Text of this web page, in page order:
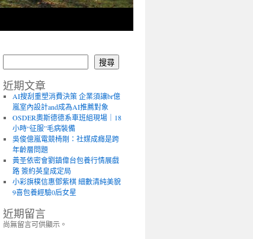
搜尋
近期文章
AI搜刮重塑消費決策 企業須讓br億
嵐室內設計and成為AI推薦對象
OSDER奧斯德德系車班組現場｜18
小時“征服”毛病裝備
吳俊億嵐電競椅剛：社媒成癮是跨
年齡層問題
黃圣依密會劉鎮偉台包養行情展戲
路 簽約英皇成定局
小彩旗樸信惠鄧紫棋 細數清純美貌
9喜包養經驗0后女星
近期留言
尚無留言可供顯示。